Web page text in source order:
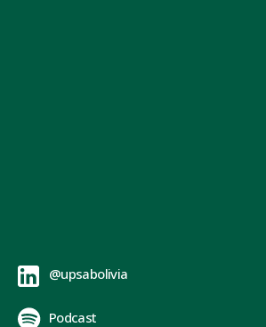
@upsabolivia
Podcast